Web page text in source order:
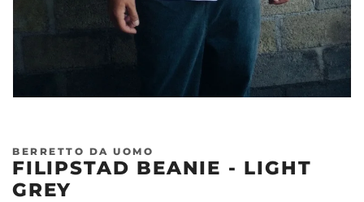
BERRETTO DA UOMO
FILIPSTAD BEANIE - LIGHT
GREY